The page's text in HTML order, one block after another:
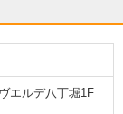
エルデ八丁堀1F